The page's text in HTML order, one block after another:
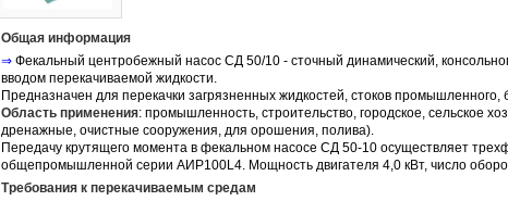
Общая информация
⇒ Фекальный центробежный насос СД 50/10 - сточный динамический,
вводом перекачиваемой жидкости.
Предназначен для перекачки загрязненных жидкостей, стоков промышленного,
Область применения: промышленность, строительство, городское, сельское
дренажные, очистные сооружения, для орошения, полива).
Передачу крутящего момента в фекальном насосе СД 50-10 осуществляет
общепромышленной серии АИР100L4. Мощность двигателя 4,0 кВт, число
Требования к перекачиваемым средам